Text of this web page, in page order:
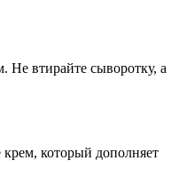
Не втирайте сыворотку, а
который дополняет